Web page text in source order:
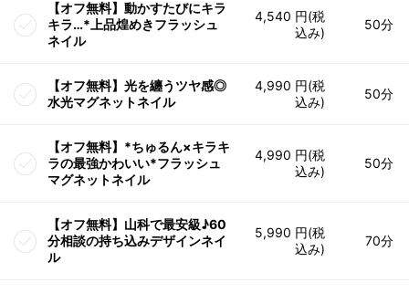
【オフ無料】動かすたびにキラ
キラ…*上品煌めきフラッシュ
ネイル
4,540 円(税
込み)
50分
【オフ無料】光を纏うツヤ感◎
水光マグネットネイル
4,990 円(税
込み)
50分
【オフ無料】*ちゅるん×キラキ
ラの最強かわいい*フラッシュ
マグネットネイル
4,990 円(税
込み)
50分
【オフ無料】山科で最安級♪60
分相談の持ち込みデザインネイ
ル
5,990 円(税
込み)
70分